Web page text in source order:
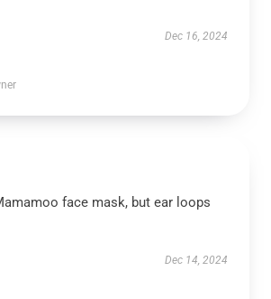
Dec 16, 2024
face mask, but ear loops
Dec 14, 2024